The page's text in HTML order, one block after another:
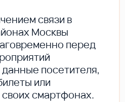
связи в
Москвы
перед
посетителя,
или
смартфонах.